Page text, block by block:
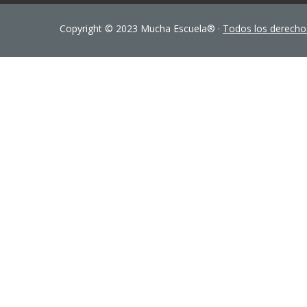
Copyright © 2023 Mucha Escuela® · Todos los